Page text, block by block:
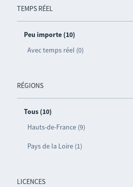
TEMPS RÉEL
Peu importe (10)
Avec temps réel (0)
RÉGIONS
Tous (10)
Hauts-de-France (9)
Pays de la Loire (1)
LICENCES